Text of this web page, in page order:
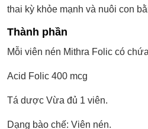
thai kỳ khỏe mạnh và nuôi con
Thành phần
Mỗi viên nén Mithra Folic có
Acid Folic 400 mcg
Tá dược Vừa đủ 1 viên.
Dạng bào chế: Viên nén.